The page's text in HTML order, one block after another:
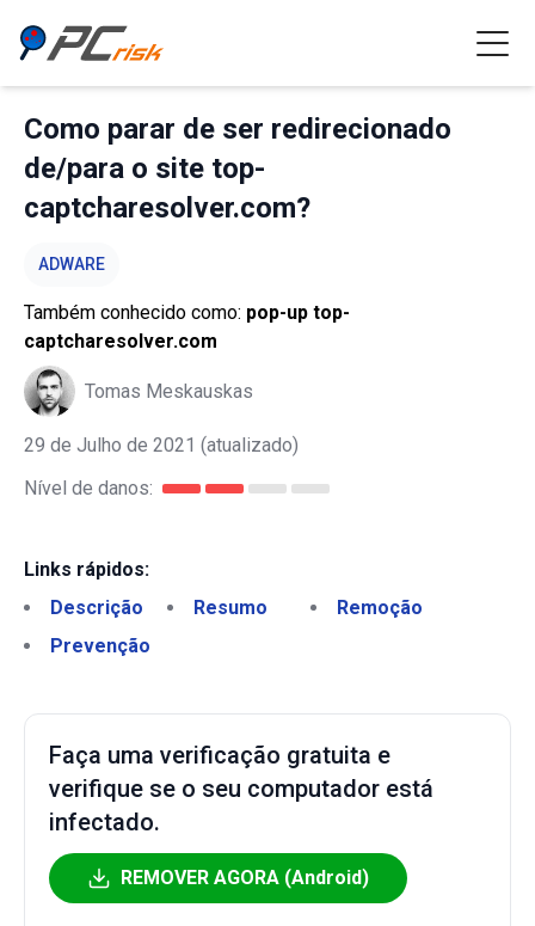
Como parar de ser redirecionado
de/para o site top-
captcharesolver.com?
ADWARE
Também conhecido como: pop-up top-
captcharesolver.com
Tomas Meskauskas
29 de Julho de 2021 (atualizado)
Nível de danos:
Links rápidos:
Descrição
Resumo
Remoção
Prevenção
Faça uma verificação gratuita e
verifique se o seu computador está
infectado.
REMOVER AGORA (Android)